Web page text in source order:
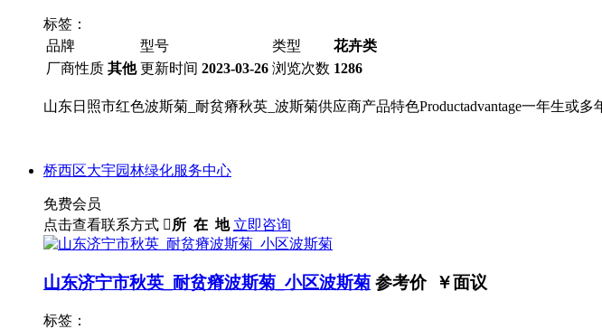
标签：
品牌
型号 类型
花卉类
厂商性质 其他 更新时间 2023-03-26 浏览次数 1286
山东日照市红色波斯菊_耐贫瘠秋英_波斯菊供应商产品特色Productadvantage一年生或多
桥西区大宇园林绿化服务中心
免费会员
点击查看联系方式 所 在 地 立即咨询
山东济宁市秋英_耐贫瘠波斯菊_小区波斯菊 参考价 ￥面议
标签：